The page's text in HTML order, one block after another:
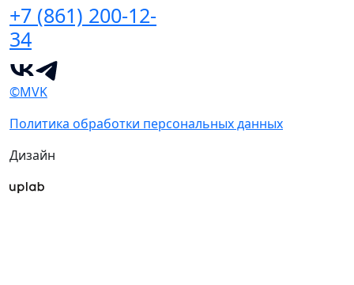
+7 (861) 200-12-
34
©MVK
Политика обработки персональных данных
Дизайн